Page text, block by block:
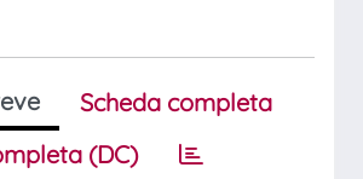
Scheda completa
(DC)